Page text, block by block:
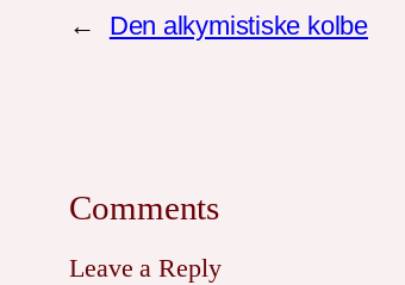
← Den alkymistiske kolbe
Comments
Leave a Reply